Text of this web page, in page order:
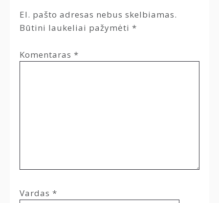
El. pašto adresas nebus skelbiamas.
Būtini laukeliai pažymėti *
Komentaras *
Vardas *